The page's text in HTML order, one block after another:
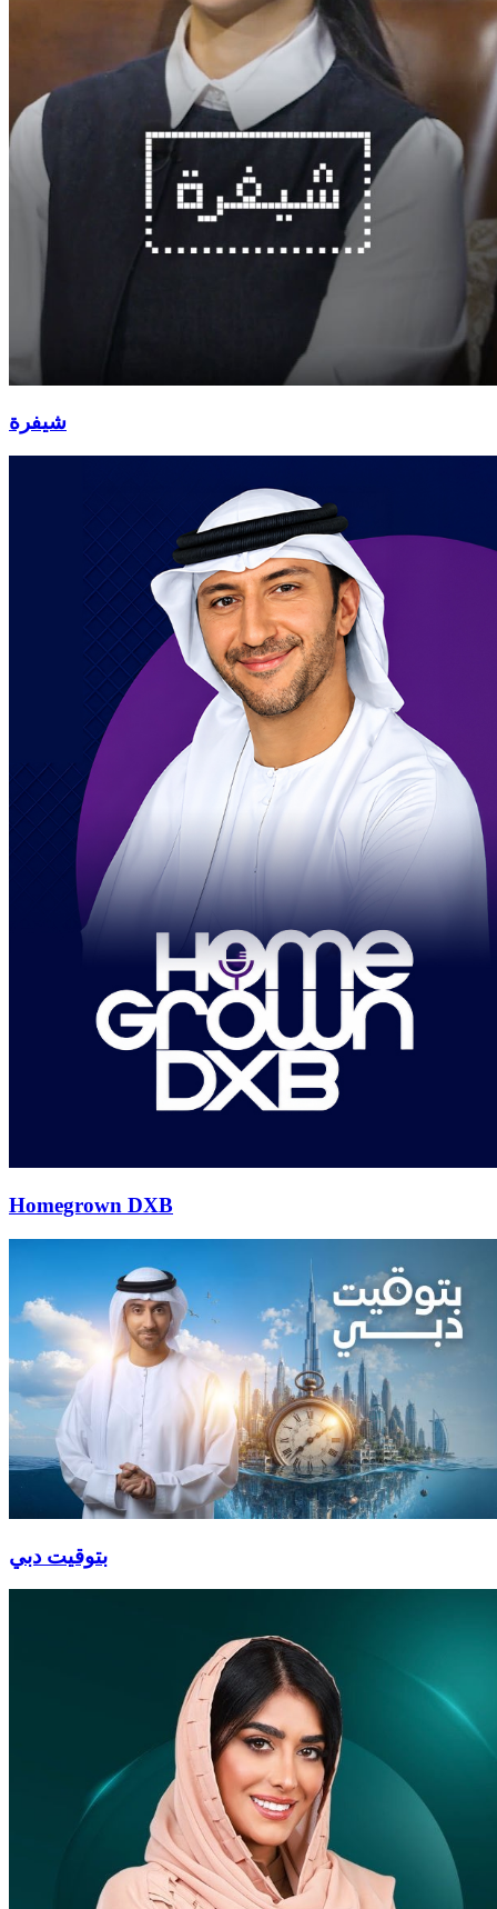
شيفرة
Homegrown DXB
بتوقيت دبي